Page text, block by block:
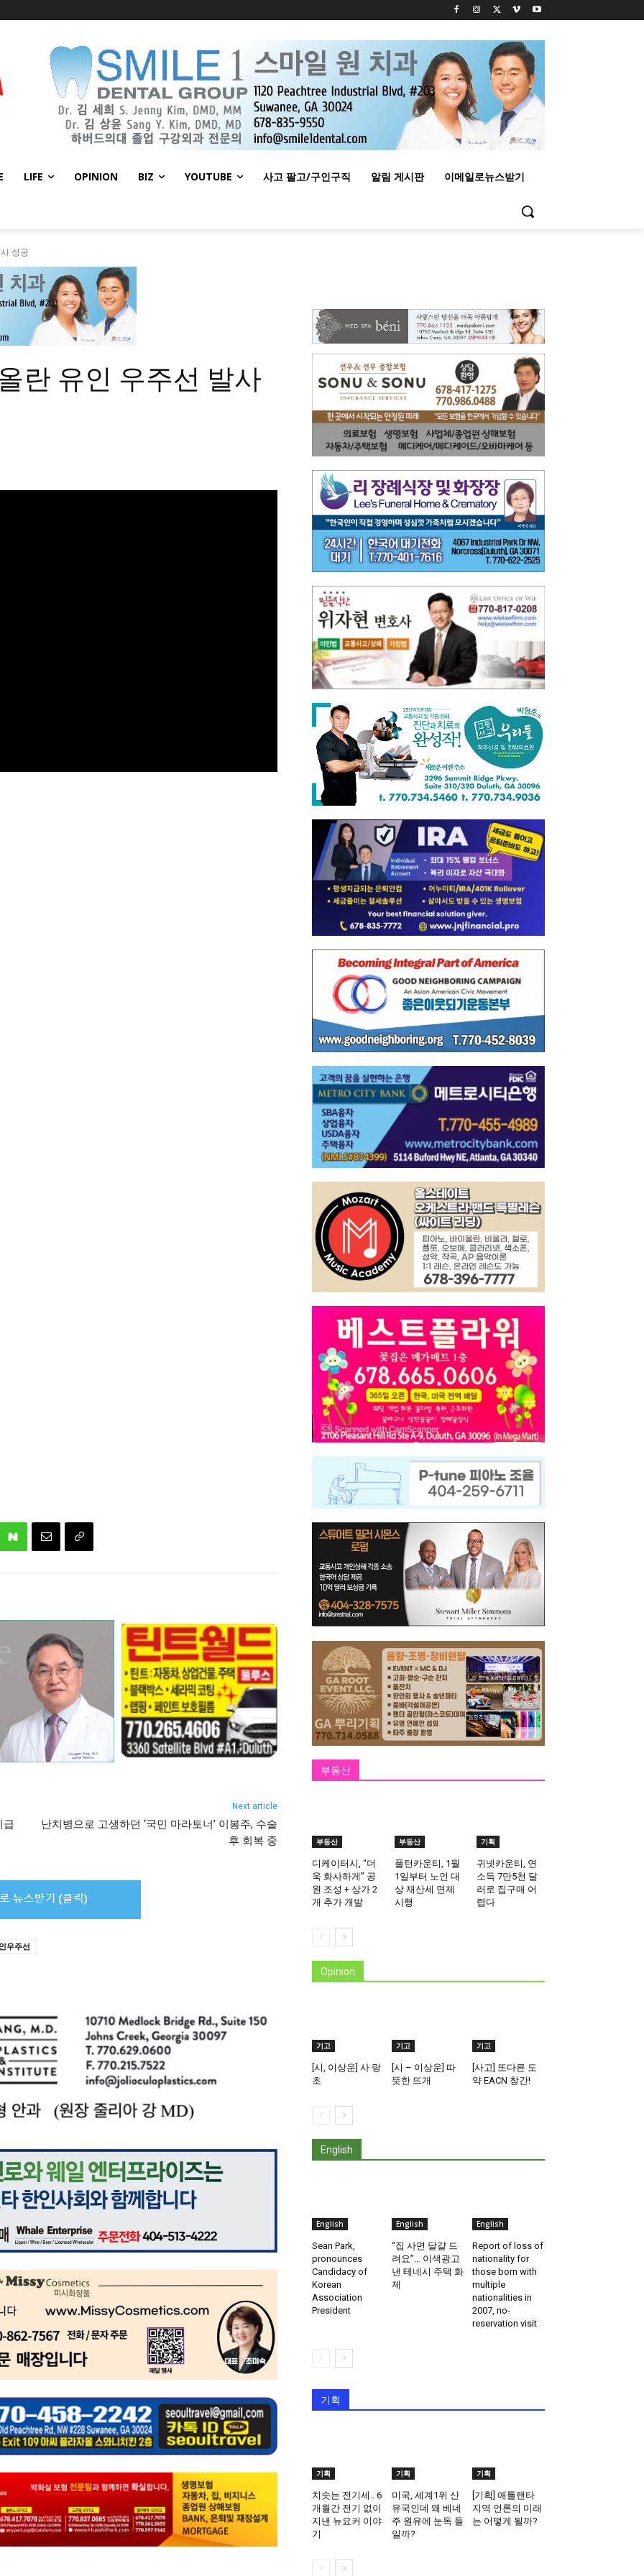
LIFE OPINION BIZ YOUTUBE 사고 팔고/구인구직 알림 게시판 이메일로뉴스받기
성공
란 유인 우주선 발사
급
Next article
난치병으로 고생하던 ‘국민 마라토너’ 이봉주, 수술
후 회복 중
우주선
부동산
부동산
디케이터시, “더
욱 화사하게” 공
원 조성 + 상가 2
개 추가 개발
부동산
풀턴카운티, 1월
1일부터 노인 대
상 재산세 면제
시행
기획
귀넷카운티, 연
소득 7만5천 달
러로 집구매 어
렵다
Opinion
기고
[시, 이상운] 사 랑
초
기고
[시 – 이상운] 따
뜻한 뜨개
기고
[사고] 또다른 도
약 EACN 창간!
English
English
Sean Park,
pronounces
Candidacy of
Korean
Association
President
English
“집 사면 달걀 드
려요”… 이색광고
낸 테네시 주택 화
제
English
Report of loss of
nationality for
those born with
multiple
nationalities in
2007, no-
reservation visit
기획
기획
치솟는 전기세.. 6
개월간 전기 없이
지낸 뉴요커 이야
기
기획
미국, 세계1위 산
유국인데 왜 베네
주 원유에 눈독 들
일까?
기획
[기획] 애틀랜타
지역 언론의 미래
는 어떻게 될까?